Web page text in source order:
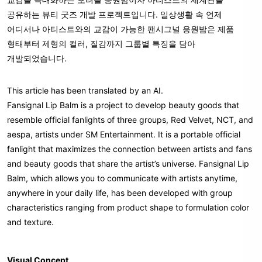
공유하는 뷰티 굿즈 개발 프로젝트입니다. 일상생활 속 언제
어디서나 아티스트와의 교감이 가능한 팬시그널 응원밤은 제품
형태부터 제형의 컬러, 질감까지 그룹별 특징을 담아
개발되었습니다.
This article has been translated by an AI.
Fansignal Lip Balm is a project to develop beauty goods that
resemble official fanlights of three groups, Red Velvet, NCT, and
aespa, artists under SM Entertainment. It is a portable official
fanlight that maximizes the connection between artists and fans
and beauty goods that share the artist’s universe. Fansignal Lip
Balm, which allows you to communicate with artists anytime,
anywhere in your daily life, has been developed with group
characteristics ranging from product shape to formulation color
and texture.